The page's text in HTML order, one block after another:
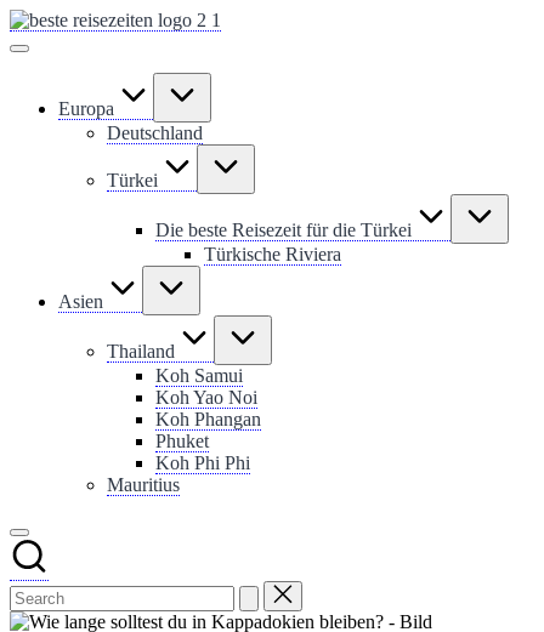
Skip
to
Europa
Deutschland
Türkei
Die beste Reisezeit für die Türkei
Türkische Riviera
Asien
Thailand
Koh Samui
Koh Yao Noi
Koh Phangan
Phuket
Koh Phi Phi
Mauritius